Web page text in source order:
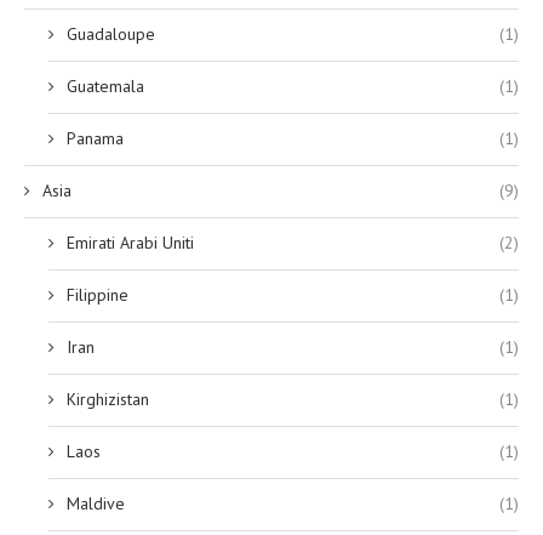
Guadaloupe (1)
Guatemala (1)
Panama (1)
Asia (9)
Emirati Arabi Uniti (2)
Filippine (1)
Iran (1)
Kirghizistan (1)
Laos (1)
Maldive (1)